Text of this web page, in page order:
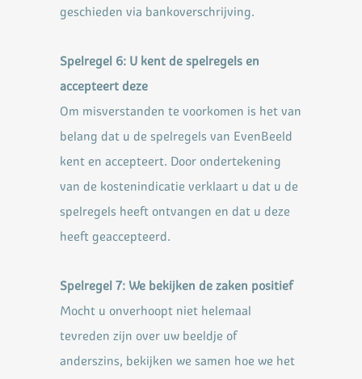
geschieden via bankoverschrijving.
Spelregel 6: U kent de spelregels en
accepteert deze
Om misverstanden te voorkomen is het van
belang dat u de spelregels van EvenBeeld
kent en accepteert. Door ondertekening
van de kostenindicatie verklaart u dat u de
spelregels heeft ontvangen en dat u deze
heeft geaccepteerd.
Spelregel 7: We bekijken de zaken positief
Mocht u onverhoopt niet helemaal
tevreden zijn over uw beeldje of
anderszins, bekijken we samen hoe we het